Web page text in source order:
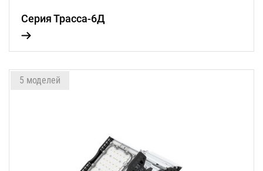
Серия Трасса-6Д
5 моделей